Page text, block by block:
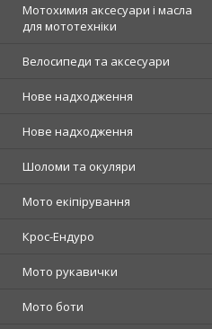
Мотохимия аксесуари і масла
для мототехніки
Велосипеди та аксесуари
Нове надходження
Нове надходження
Шоломи та окуляри
Мото екіпірування
Крос-Ендуро
Мото рукавички
Мото боти